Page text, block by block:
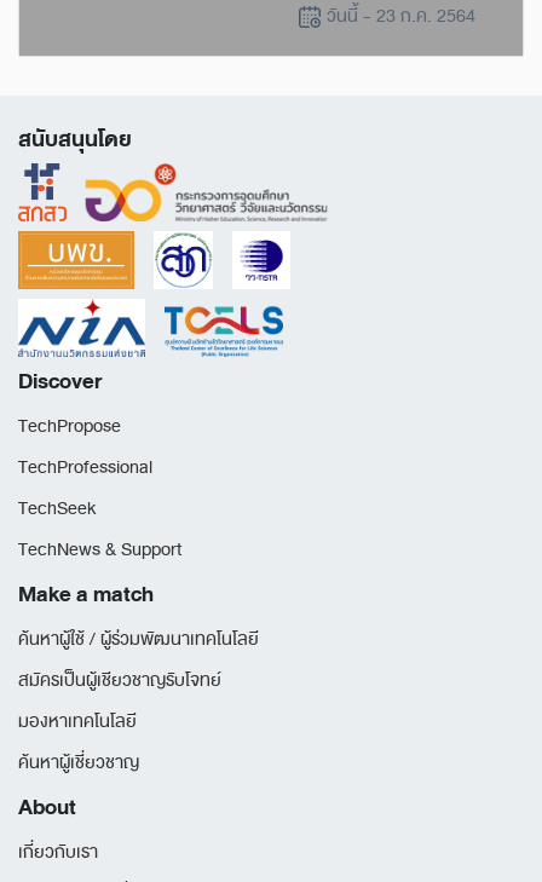
วันนี้ - 23 ก.ค. 2564
สนับสนุนโดย
Discover
TechPropose
TechProfessional
TechSeek
TechNews & Support
Make a match
ค้นหาผู้ใช้ / ผู้ร่วมพัฒนาเทคโนโลยี
สมัครเป็นผู้เชียวชาญรับโจทย์
มองหาเทคโนโลยี
ค้นหาผู้เชี่ยวชาญ
About
เกี่ยวกับเรา